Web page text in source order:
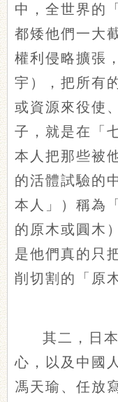
中，全世界的
都矮他們一大
權利侵略擴張
宇），把所有
或資源來役使
子，就是在「
本人把那些被
的活體試驗的
本人」）稱為
的原木或圓木
是他們真的只
削切割的「原
其二，日
心，以及中國
馮天瑜、任放